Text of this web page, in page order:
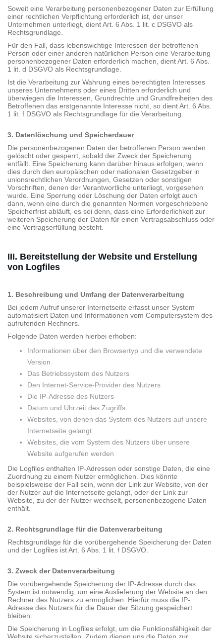
Soweit eine Verarbeitung personenbezogener Daten zur Erfüllung
einer rechtlichen Verpflichtung erforderlich ist, der unser
Unternehmen unterliegt, dient Art. 6 Abs. 1 lit. c DSGVO als
Rechtsgrundlage.
Für den Fall, dass lebenswichtige Interessen der betroffenen
Person oder einer anderen natürlichen Person eine Verarbeitung
personenbezogener Daten erforderlich machen, dient Art. 6 Abs.
1 lit. d DSGVO als Rechtsgrundlage.
Ist die Verarbeitung zur Wahrung eines berechtigten Interesses
unseres Unternehmens oder eines Dritten erforderlich und
überwiegen die Interessen, Grundrechte und Grundfreiheiten des
Betroffenen das erstgenannte Interesse nicht, so dient Art. 6 Abs.
1 lit. f DSGVO als Rechtsgrundlage für die Verarbeitung.
3. Datenlöschung und Speicherdauer
Die personenbezogenen Daten der betroffenen Person werden
gelöscht oder gesperrt, sobald der Zweck der Speicherung
entfällt. Eine Speicherung kann darüber hinaus erfolgen, wenn
dies durch den europäischen oder nationalen Gesetzgeber in
unionsrechtlichen Verordnungen, Gesetzen oder sonstigen
Vorschriften, denen der Verantwortliche unterliegt, vorgesehen
wurde. Eine Sperrung oder Löschung der Daten erfolgt auch
dann, wenn eine durch die genannten Normen vorgeschriebene
Speicherfrist abläuft, es sei denn, dass eine Erforderlichkeit zur
weiteren Speicherung der Daten für einen Vertragsabschluss oder
eine Vertragserfüllung besteht.
III. Bereitstellung der Website und Erstellung
von Logfiles
1. Beschreibung und Umfang der Datenverarbeitung
Bei jedem Aufruf unserer Internetseite erfasst unser System
automatisiert Daten und Informationen vom Computersystem des
aufrufenden Rechners.
Folgende Daten werden hierbei erhoben:
Informationen über den Browsertyp und die verwendete
Version
Das Betriebssystem des Nutzers
Den Internet-Service-Provider des Nutzers
Die IP-Adresse des Nutzers
Datum und Uhrzeit des Zugriffs
Websites, von denen das System des Nutzers auf unsere
Internetseite gelangt
Websites, die vom System des Nutzers über unsere
Website aufgerufen werden
Die Logfiles enthalten IP-Adressen oder sonstige Daten, die eine
Zuordnung zu einem Nutzer ermöglichen. Dies könnte
beispielsweise der Fall sein, wenn der Link zur Website, von der
der Nutzer auf die Internetseite gelangt, oder der Link zur
Website, zu der der Nutzer wechselt, personenbezogene Daten
enthält.
2. Rechtsgrundlage für die Datenverarbeitung
Rechtsgrundlage für die vorübergehende Speicherung der Daten
und der Logfiles ist Art. 6 Abs. 1 lit. f DSGVO.
3. Zweck der Datenverarbeitung
Die vorübergehende Speicherung der IP-Adresse durch das
System ist notwendig, um eine Auslieferung der Website an den
Rechner des Nutzers zu ermöglichen. Hierfür muss die IP-
Adresse des Nutzers für die Dauer der Sitzung gespeichert
bleiben.
Die Speicherung in Logfiles erfolgt, um die Funktionsfähigkeit der